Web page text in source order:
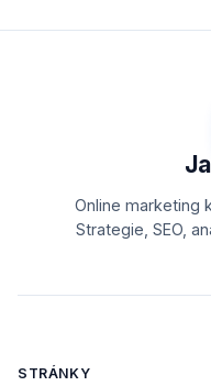
Online marketing
Strategie, SEO,
STRÁNKY